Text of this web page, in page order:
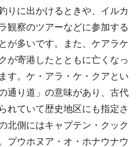
りに出かけるときや、イルカ
観察のツアーなどに参加する
が多いです。また、ケアラケ
が寄港したとともに亡くなっ
す。ケ・アラ・ケ・クアとい
通り道」の意味があり、古代
れていて歴史地区にも指定さ
北側にはキャプテン・クック
プウホヌア・オ・ホナウナウ